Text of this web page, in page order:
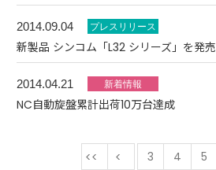
2014.09.04
新製品 シンコム「L32 シリーズ」を発売
2014.04.21
NC自動旋盤累計出荷10万台達成
最初 前
3 4 5